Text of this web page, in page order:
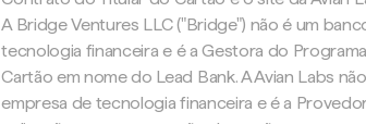
A Bridge Ventures LLC ("Bridge") não é um
tecnologia financeira e é a Gestora do
Cartão em nome do Lead Bank. A Avian Labs
empresa de tecnologia financeira e é a